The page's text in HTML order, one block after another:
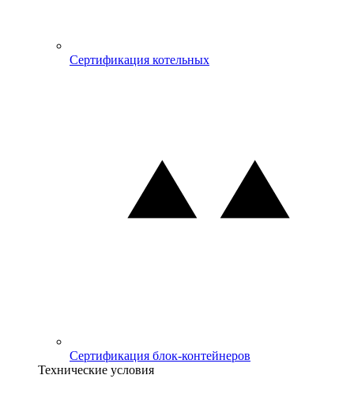
Сертификация котельных
Сертификация блок-контейнеров
Технические условия